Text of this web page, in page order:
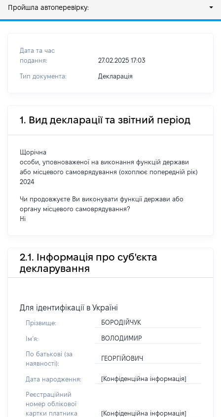
Пройшла автоперевірку:
Дата та час
подання:
27.02.2025 17:03
Тип документа: Декларація
1. Вид декларації та звітний період
Щорічна
особи, уповноваженої на виконання функцій держави
або місцевого самоврядування (охоплює попередній рік)
2024
Чи продовжуєте Ви виконувати функції держави або
органу місцевого самоврядування?
Ні
2.1. Інформація про суб'єкта
декларування
Для ідентифікації в Україні
Прізвище: БОРОДІЙЧУК
Імʼя: ВОЛОДИМИР
По батькові (за
наявності):
ГЕОРГІЙОВИЧ
Дата народження: [Конфіденційна інформація]
Реєстраційний
номер облікової
картки платника
[Конфіденційна інформація]